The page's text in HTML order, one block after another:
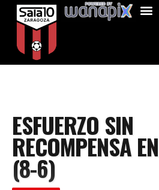
Food & Drink
Features
News
Contacts
ESFUERZO SIN
RECOMPENSA
(8-6)